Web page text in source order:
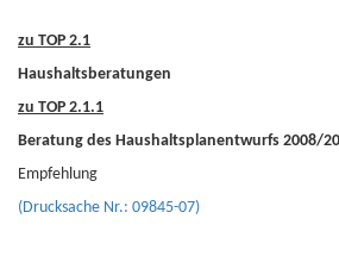
zu TOP 2.1
Haushaltsberatungen
zu TOP 2.1.1
Beratung des Haushaltsplanentwurfs 2008/
Empfehlung
(Drucksache Nr.: 09845-07)